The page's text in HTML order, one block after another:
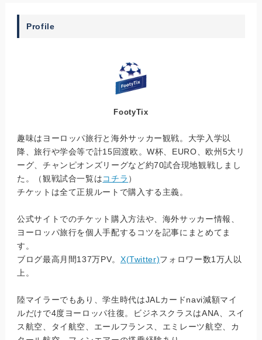
Profile
FootyTix
趣味はヨーロッパ旅行と海外サッカー観戦。大学入学以
降、旅行や学会等で計15回渡欧。W杯、EURO、欧州5大リ
ーグ、チャンピオンズリーグなど約70試合現地観戦しまし
た。（観戦試合一覧はコチラ ）
チケットは全て正規ルートで購入する主義。
公式サイトでのチケット購入方法や、海外サッカー情報、
ヨーロッパ旅行を個人手配するコツを記事にまとめてま
す。
ブログ最高月間137万PV。 X(Twitter)フォロワー数1万人以
上。
陸マイラーでもあり、学生時代はJALカードnavi減額マイ
ルだけで4度ヨーロッパ往復。ビジネスクラスはANA、スイ
ス航空、タイ航空、エールフランス、エミレーツ航空、カ